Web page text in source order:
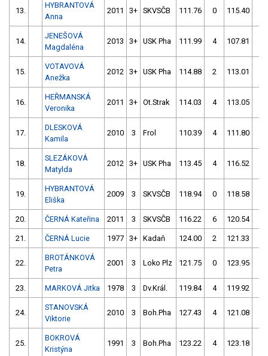
13.
HYBRANTOVÁ
Anna
2011 3+ SKVSČB 111.76 0 115.40
14.
JENEŠOVÁ
Magdaléna
2013 3+ USK Pha 111.99 4 107.81
15.
VOTAVOVÁ
Anežka
2012 3+ USK Pha 114.88 2 113.01
16.
HEŘMANSKÁ
Veronika
2011 3+ Ot.Strak 114.03 4 113.05
17.
DLESKOVÁ
Kamila
2010 3 Frol 110.39 4 111.80
18.
SLEZÁKOVÁ
Matylda
2012 3+ USK Pha 113.45 4 116.52
19.
HYBRANTOVÁ
Eliška
2009 3 SKVSČB 118.94 0 118.58
20. ČERNÁ Kateřina 2011 3 SKVSČB 116.22 6 120.54
21. ČERNÁ Lucie 1977 3+ Kadaň 124.00 2 121.33
22.
BROTÁNKOVÁ
Petra
2001 3 Loko Plz 121.75 0 123.95
23. MARKOVÁ Jitka 1978 3 Dv.Král. 119.84 4 119.92
24.
STANOVSKÁ
Viktorie
2010 3 Boh.Pha 127.43 4 121.08
25.
BOKROVÁ
Kristýna
1991 3 Boh.Pha 123.22 4 123.18